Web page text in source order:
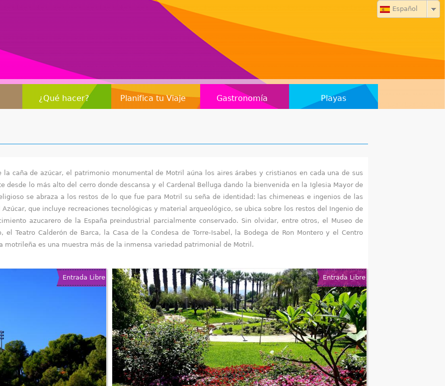
Español
¿Qué hacer? Planifica tu Viaje Gastronomía Playas
caña de azúcar, el patrimonio monumental de Motril aúna los aires árabes y cristianos en cada una de sus
desde lo más alto del cerro donde descansa y el Cardenal Belluga dando la bienvenida en la Iglesia Mayor de
se abraza a los restos de lo que fue para Motril su seña de identidad: las chimeneas e ingenios de las
que incluye recreaciones tecnológicas y material arqueológico, se ubica sobre los restos del Ingenio de
azucarero de la España preindustrial parcialmente conservado. Sin olvidar, entre otros, el Museo de
el Teatro Calderón de Barca, la Casa de la Condesa de Torre-Isabel, la Bodega de Ron Montero y el Centro
motrileña es una muestra más de la inmensa variedad patrimonial de Motril.
Entrada Libre Entrada Libre